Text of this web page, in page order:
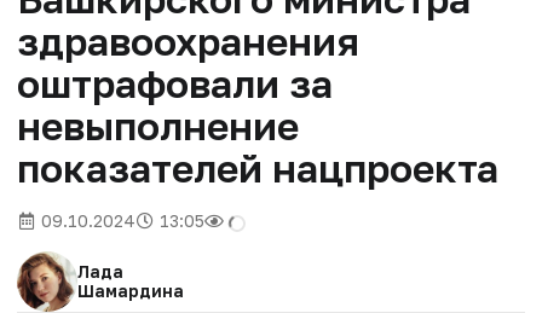
здравоохранения
оштрафовали за
невыполнение
показателей нацпроекта
09.10.2024 13:05
Лада
Шамардина